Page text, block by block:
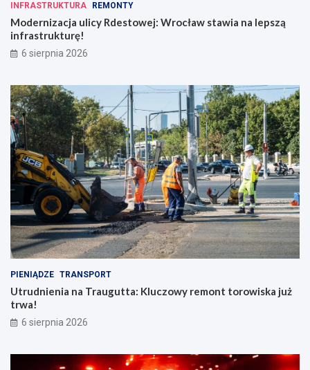
INFRASTRUKTURA REMONTY
Modernizacja ulicy Rdestowej: Wrocław stawia na lepszą
infrastrukturę!
6 sierpnia 2026
PIENIĄDZE TRANSPORT
Utrudnienia na Traugutta: Kluczowy remont torowiska już
trwa!
6 sierpnia 2026